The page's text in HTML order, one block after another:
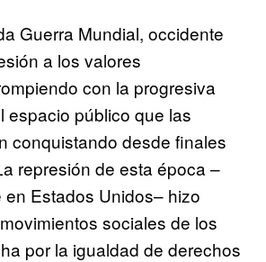
Guerra Mundial, occidente
a los valores
con la progresiva
espacio público que las
conquistando desde finales
represión de esta época –
Estados Unidos– hizo
sociales de los
por la igualdad de derechos